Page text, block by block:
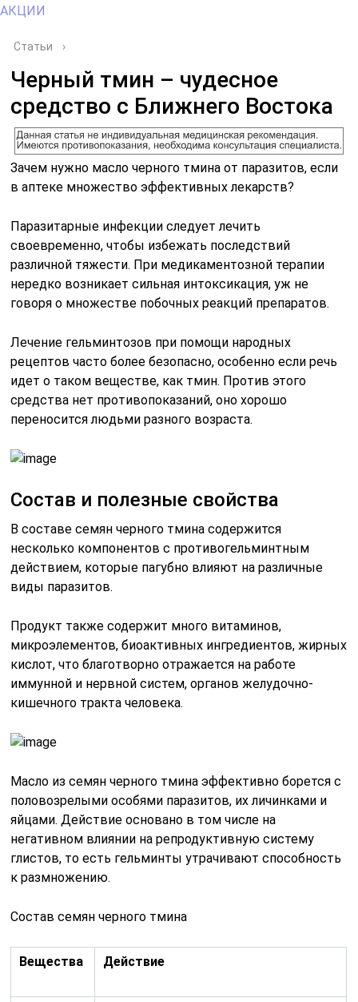
АКЦИИ
Статьи ›
Черный тмин – чудесное
средство с Ближнего Востока
Зачем нужно масло черного тмина от паразитов, если
в аптеке множество эффективных лекарств?
Паразитарные инфекции следует лечить
своевременно, чтобы избежать последствий
различной тяжести. При медикаментозной терапии
нередко возникает сильная интоксикация, уж не
говоря о множестве побочных реакций препаратов.
Лечение гельминтозов при помощи народных
рецептов часто более безопасно, особенно если речь
идет о таком веществе, как тмин. Против этого
средства нет противопоказаний, оно хорошо
переносится людьми разного возраста.
Состав и полезные свойства
В составе семян черного тмина содержится
несколько компонентов с противогельминтным
действием, которые пагубно влияют на различные
виды паразитов.
Продукт также содержит много витаминов,
микроэлементов, биоактивных ингредиентов, жирных
кислот, что благотворно отражается на работе
иммунной и нервной систем, органов желудочно-
кишечного тракта человека.
Масло из семян черного тмина эффективно борется с
половозрелыми особями паразитов, их личинками и
яйцами. Действие основано в том числе на
негативном влиянии на репродуктивную систему
глистов, то есть гельминты утрачивают способность
к размножению.
Состав семян черного тмина
Вещества Действие